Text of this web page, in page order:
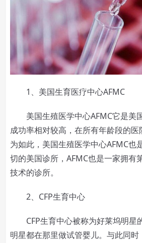
1、美国生育医疗中心AFMC
美国生殖医学中心AFMC它是美
成功率相对较高，在所有年龄段的
为如此，美国生殖医学中心AFMC也
切的美国诊所，AFMC也是一家拥有
技术的诊所。
2、CFP生育中心
CFP生育中心被称为好莱坞明星
明星都在那里做试管婴儿。与此同时